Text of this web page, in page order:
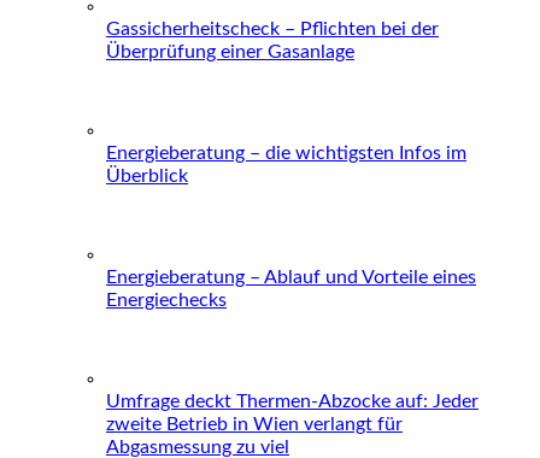
Gassicherheitscheck – Pflichten bei der
Überprüfung einer Gasanlage
Energieberatung – die wichtigsten Infos im
Überblick
Energieberatung – Ablauf und Vorteile eines
Energiechecks
Umfrage deckt Thermen-Abzocke auf: Jeder
zweite Betrieb in Wien verlangt für
Abgasmessung zu viel